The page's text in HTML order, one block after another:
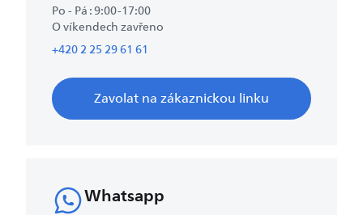
Po - Pá : 9:00-17:00
O víkendech zavřeno
+420 2 25 29 61 61
Zavolat na zákaznickou linku
Whatsapp